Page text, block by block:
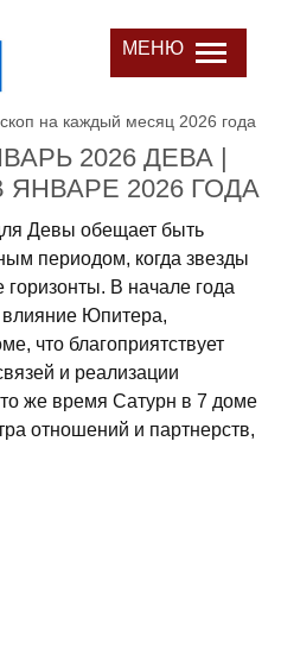
МЕНЮ
на каждый месяц 2026 года
2026 ДЕВА |
2026 ГОДА
Девы обещает быть
периодом, когда звезды
В начале года
влияние Юпитера,
что благоприятствует
и реализации
же время Сатурн в 7 доме
отношений и партнерств,